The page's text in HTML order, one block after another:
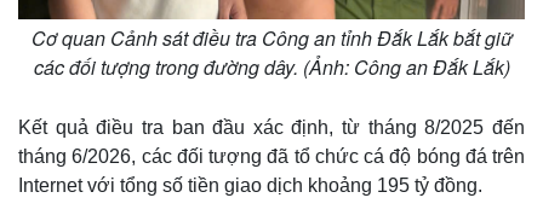
Cơ quan Cảnh sát điều tra Công an tỉnh Đắk Lắk bắt giữ
các đối tượng trong đường dây. (Ảnh: Công an Đắk Lắk)
Kết quả điều tra ban đầu xác định, từ tháng 8/2025 đến
tháng 6/2026, các đối tượng đã tổ chức cá độ bóng đá trên
Internet với tổng số tiền giao dịch khoảng 195 tỷ đồng.